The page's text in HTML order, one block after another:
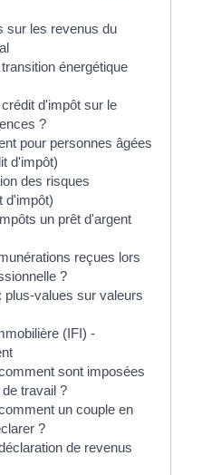
sur les revenus du
énergétique
d'impôt sur le
?
pour personnes âgées
d'impôt)
des risques
d'impôt)
un prêt d'argent
reçues lors
?
plus-values sur valeurs
(IFI) -
sont imposées
travail ?
un couple en
?
de revenus